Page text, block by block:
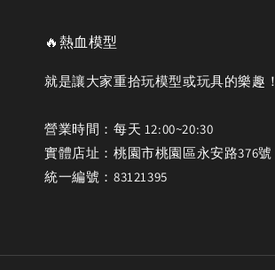
🔥熱血模型
就是讓大家重拾玩模型或玩具的樂趣！
營業時間：每天 12:00~20:30
實體店址：桃園市桃園區永安路376號
統一編號：83121395